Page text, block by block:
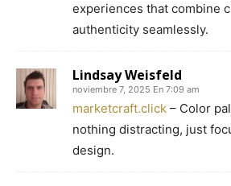
experiences that combine
authenticity seamlessly.
Lindsay Weisfeld
noviembre 7, 2025 En 7:09 am
marketcraft.click – Color
nothing distracting, just
design.